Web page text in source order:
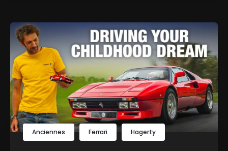
Anciennes Ferrari Hagerty